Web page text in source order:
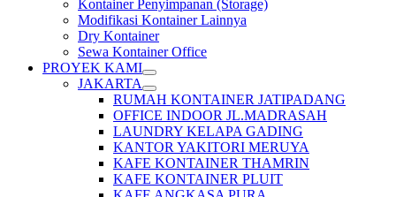
Kontainer Penyimpanan (Storage)
Modifikasi Kontainer Lainnya
Dry Kontainer
Sewa Kontainer Office
PROYEK KAMI
JAKARTA
RUMAH KONTAINER JATIPADANG
OFFICE INDOOR JL.MADRASAH
LAUNDRY KELAPA GADING
KANTOR YAKITORI MERUYA
KAFE KONTAINER THAMRIN
KAFE KONTAINER PLUIT